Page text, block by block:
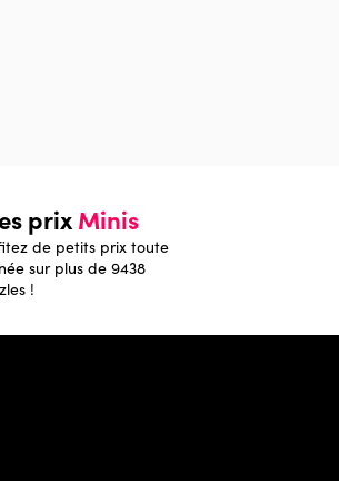
prixMinis
de petits prix toute
sur plus de 9438
!